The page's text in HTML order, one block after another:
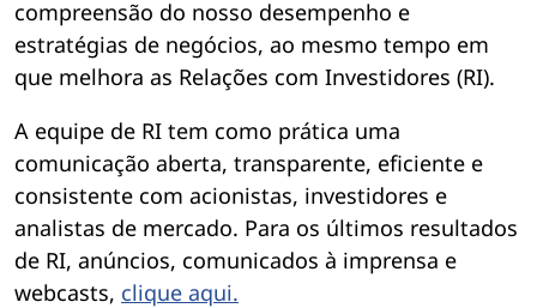
compreensão do nosso desempenho e
estratégias de negócios, ao mesmo tempo em
que melhora as Relações com Investidores (RI).
A equipe de RI tem como prática uma
comunicação aberta, transparente, eficiente e
consistente com acionistas, investidores e
analistas de mercado. Para os últimos resultados
de RI, anúncios, comunicados à imprensa e
webcasts, clique aqui.